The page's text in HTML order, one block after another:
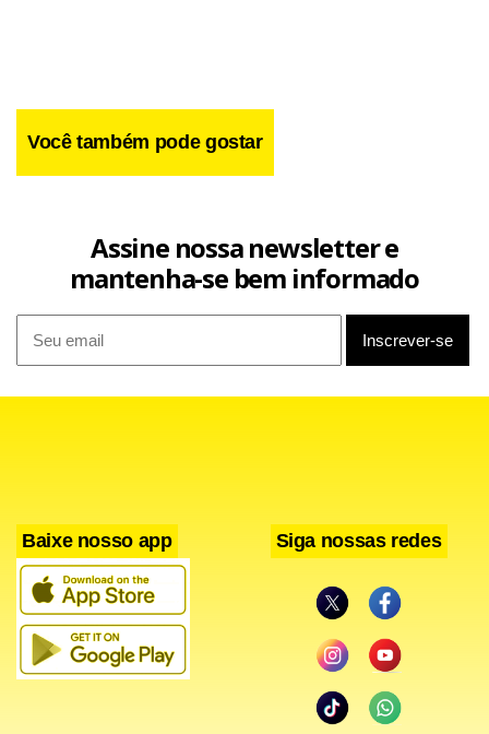
Você também pode gostar
Assine nossa newsletter e
mantenha-se bem informado
Baixe nosso app Siga nossas redes